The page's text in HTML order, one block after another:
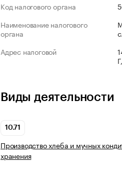
Код налогового органа
Наименование налогового
органа
Адрес налоговой
Виды деятельности
10.71
Производство хлеба и мучных
хранения